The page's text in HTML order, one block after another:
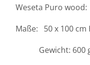
Weseta Puro wood:
Maße: 50 x 100 cm
Gewicht: 600